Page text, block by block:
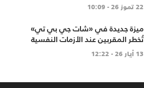
22 تموز 26 - 10:09
ميزة جديدة في «شات جي بي تي»
تُخطر المقربين عند الأزمات النفسية
13 أيار 26 - 12:22